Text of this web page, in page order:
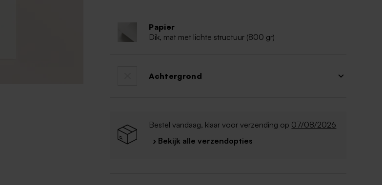
Papier
Dik, mat met lichte structuur (800 gr)
Achtergrond
Bestel vandaag, klaar voor verzending op 07/08/2026
› Bekijk alle verzendopties